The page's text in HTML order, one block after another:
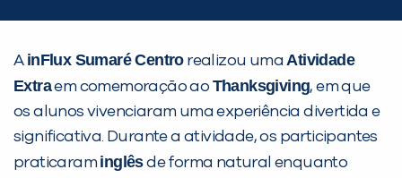
A inFlux Sumaré Centrorealizou umaAtividade
Extraem comemoração ao Thanksgiving, em que
os alunos vivenciaram uma experiência divertida e
significativa. Durante a atividade, os participantes
praticaram inglêsde forma natural enquanto
PEÇA UMA DEMONSTRAÇÃO DE MÉTODO
Desculpe!
Não encontramos nenhuma unidade